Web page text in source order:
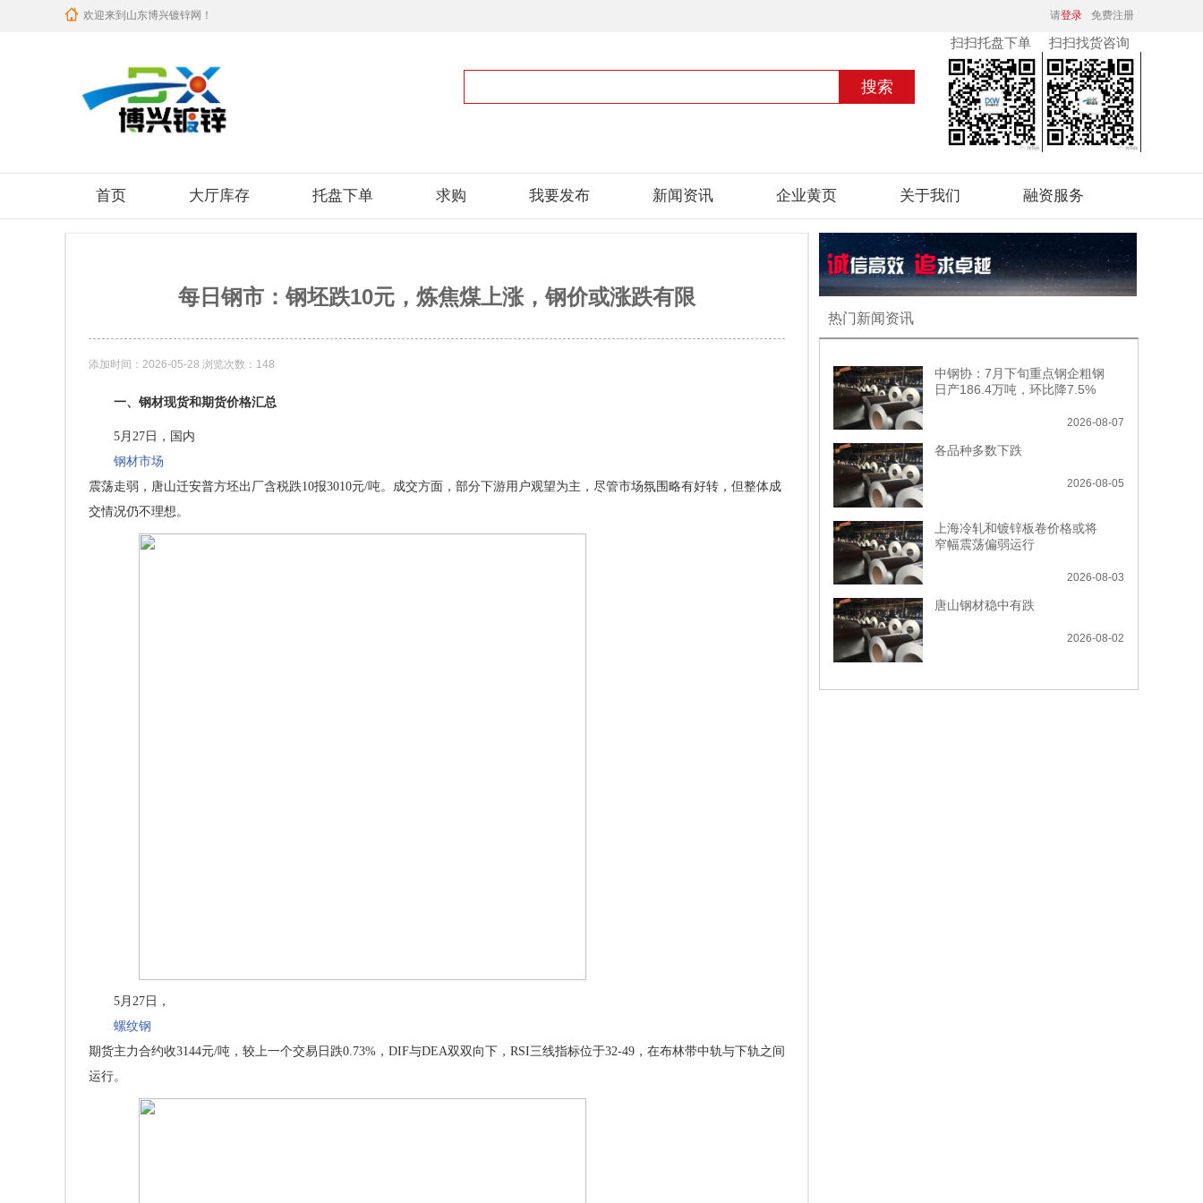
欢迎来到山东博兴镀锌网！ 请登录 免费注册
扫扫找货咨询
扫扫托盘下单
首页 大厅库存 托盘下单 求购 我要发布 新闻资讯 企业黄页 关于我们 融资服务
每日钢市：钢坯跌10元，炼焦煤上涨，钢价或涨跌有限
添加时间：2026-05-28 浏览次数：148
一、钢材现货和期货价格汇总
5月27日，国内
钢材市场
震荡走弱，唐山迁安普方坯出厂含税跌10报3010元/吨。成交方面，部分下游用户观望为主，尽管市场氛围略有好转，但整体成
交情况仍不理想。
5月27日，
螺纹钢
期货主力合约收3144元/吨，较上一个交易日跌0.73%，DIF与DEA双双向下，RSI三线指标位于32-49，在布林带中轨与下轨之间
运行。
热门新闻资讯
中钢协：7月下旬重点钢企粗钢
日产186.4万吨，环比降7.5%
2026-08-07
各品种多数下跌
2026-08-05
上海冷轧和镀锌板卷价格或将
窄幅震荡偏弱运行
2026-08-03
唐山钢材稳中有跌
2026-08-02